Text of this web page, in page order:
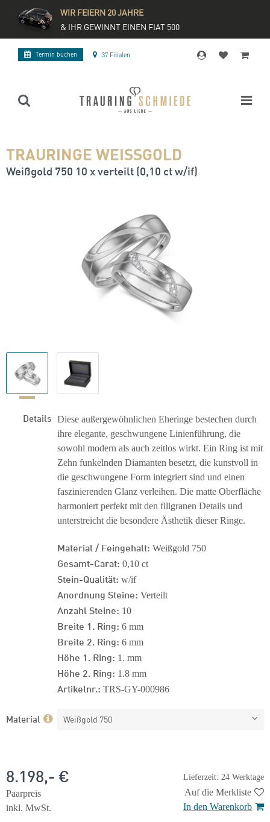
WIR FEIERN 20 JAHRE
& IHR GEWINNT EINEN FIAT 500
Termin buchen 37 Filialen
TRAURINGE WEISSGOLD
Weißgold 750 10 x verteilt (0,10 ct w/if)
Details Diese außergewöhnlichen Eheringe bestechen durch
ihre elegante, geschwungene Linienführung, die
sowohl modern als auch zeitlos wirkt. Ein Ring ist mit
Zehn funkelnden Diamanten besetzt, die kunstvoll in
die geschwungene Form integriert sind und einen
faszinierenden Glanz verleihen. Die matte Oberfläche
harmoniert perfekt mit den filigranen Details und
unterstreicht die besondere Ästhetik dieser Ringe.
Material / Feingehalt: Weißgold 750
Gesamt-Carat: 0,10 ct
Stein-Qualität: w/if
Anordnung Steine: Verteilt
Anzahl Steine: 10
Breite 1. Ring: 6 mm
Breite 2. Ring: 6 mm
Höhe 1. Ring: 1. mm
Höhe 2. Ring: 1.8 mm
Artikelnr.: TRS-GY-000986
Material Weißgold 750
Lieferzeit: 24 Werktage
8.198,- €
Paarpreis
inkl. MwSt.
Auf die Merkliste
In den Warenkorb